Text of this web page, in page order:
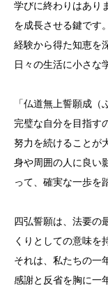
学びに終わりはあり
を成長させる鍵です
経験から得た知恵を
日々の生活に小さな
「仏道無上誓願成（
完璧な自分を目指す
努力を続けることが
身や周囲の人に良い
って、確実な一歩を
四弘誓願は、法要の
くりとしての意味を
それは、私たちの一
感謝と反省を胸に一